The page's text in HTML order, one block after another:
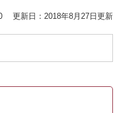
更新日：2018年8月27日更新